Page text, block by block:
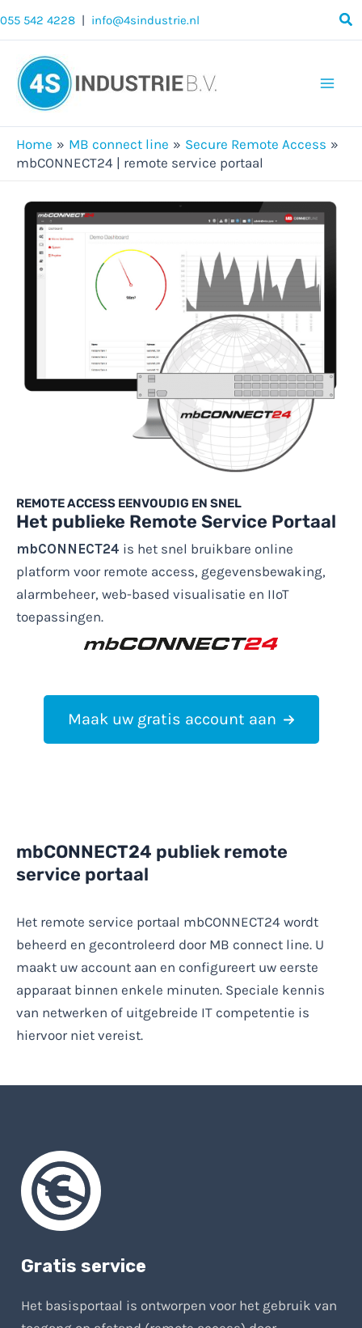
inhoud
055 542 4228 | info@4sindustrie.nl
Home MB connect line
Secure Remote Access
mbCONNECT24 | remote service portaal
REMOTE ACCESS EENVOUDIG EN SNEL
Het publieke Remote Service Portaal
mbCONNECT24 is het snel bruikbare online
platform voor remote access, gegevensbewaking,
alarmbeheer, web-based visualisatie en IIoT
toepassingen.
Maak uw gratis account aan
mbCONNECT24 publiek remote
service portaal
Het remote service portaal mbCONNECT24 wordt
beheerd en gecontroleerd door MB connect line. U
maakt uw account aan en configureert uw eerste
apparaat binnen enkele minuten. Speciale kennis
van netwerken of uitgebreide IT competentie is
hiervoor niet vereist.
Gratis service
Het basisportaal is ontworpen voor het gebruik van